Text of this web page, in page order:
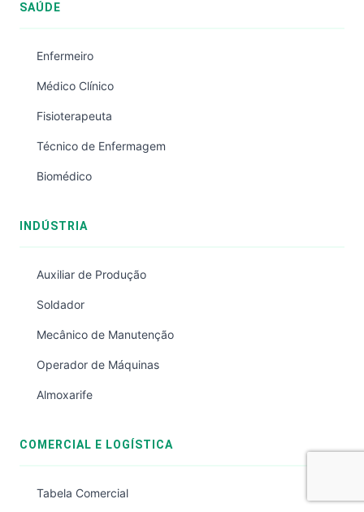
SAÚDE
Enfermeiro
Médico Clínico
Fisioterapeuta
Técnico de Enfermagem
Biomédico
INDÚSTRIA
Auxiliar de Produção
Soldador
Mecânico de Manutenção
Operador de Máquinas
Almoxarife
COMERCIAL E LOGÍSTICA
Tabela Comercial